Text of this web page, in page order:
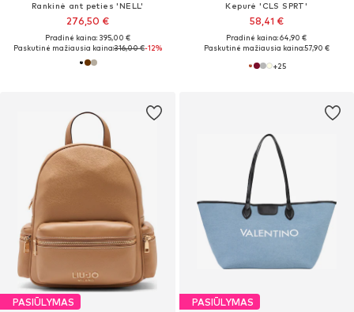
Rankinė ant peties 'NELL'
276,50 €
Pradinė kaina: 395,00 €
Paskutinė mažiausia kaina:316,00 €-12%
Kepurė 'CLS SPRT'
58,41 €
Pradinė kaina: 64,90 €
Paskutinė mažiausia kaina:57,90 €
+25
PASIŪLYMAS PASIŪLYMAS